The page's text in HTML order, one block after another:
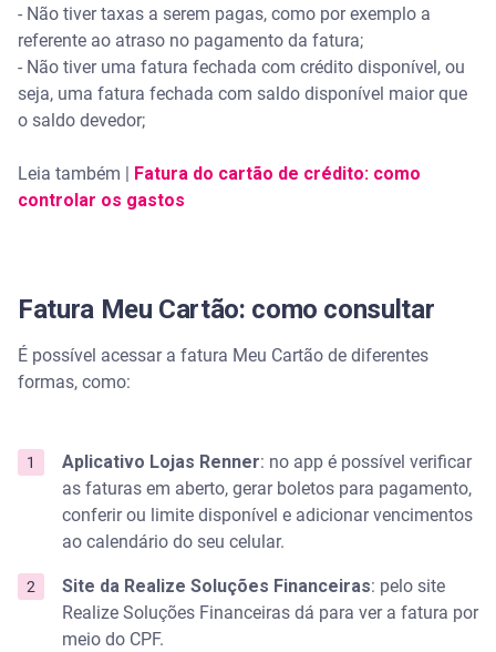
- Não tiver taxas a serem pagas, como por exemplo a
referente ao atraso no pagamento da fatura;
- Não tiver uma fatura fechada com crédito disponível, ou
seja, uma fatura fechada com saldo disponível maior que
o saldo devedor;
Leia também |
Fatura do cartão de crédito: como
controlar os gastos
Fatura Meu Cartão: como consultar
É possível acessar a fatura Meu Cartão de diferentes
formas, como:
Aplicativo Lojas Renner: no app é possível verificar
as faturas em aberto, gerar boletos para pagamento,
conferir ou limite disponível e adicionar vencimentos
ao calendário do seu celular.
Site da Realize Soluções Financeiras: pelo site
Realize Soluções Financeiras dá para ver a fatura por
meio do CPF.